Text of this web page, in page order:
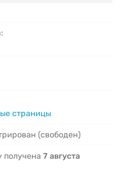
страницы
(свободен)
7 августа